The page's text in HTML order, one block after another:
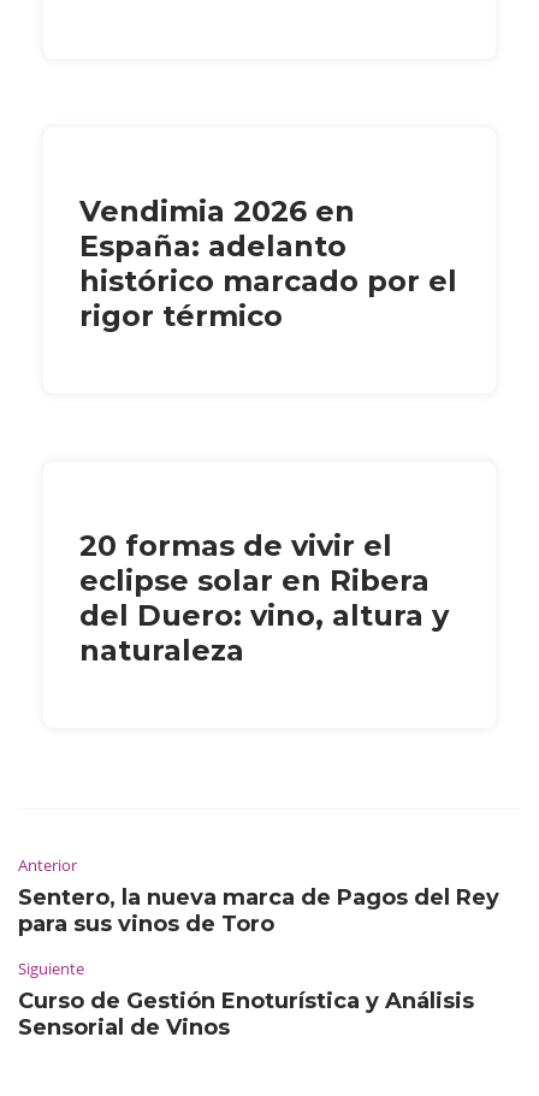
Vendimia 2026 en
España: adelanto
histórico marcado por el
rigor térmico
20 formas de vivir el
eclipse solar en Ribera
del Duero: vino, altura y
naturaleza
Anterior
Sentero, la nueva marca de Pagos del Rey
para sus vinos de Toro
Siguiente
Curso de Gestión Enoturística y Análisis
Sensorial de Vinos